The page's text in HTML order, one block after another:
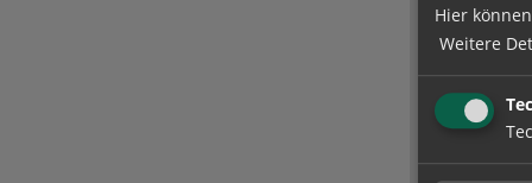
Hier
Weitere